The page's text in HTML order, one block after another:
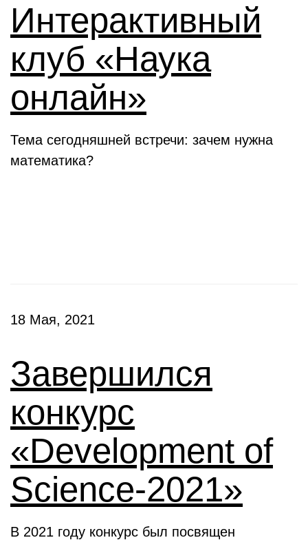
Интерактивный
клуб «Наука
онлайн»
Тема сегодняшней встречи: зачем нужна
математика?
18 Мая, 2021
Завершился
конкурс
«Development of
Science-2021»
В 2021 году конкурс был посвящен